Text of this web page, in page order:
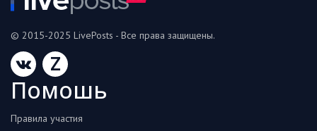
© 2015-2025 LivePosts - Все права защищены.
Z
Помошь
Правила участия